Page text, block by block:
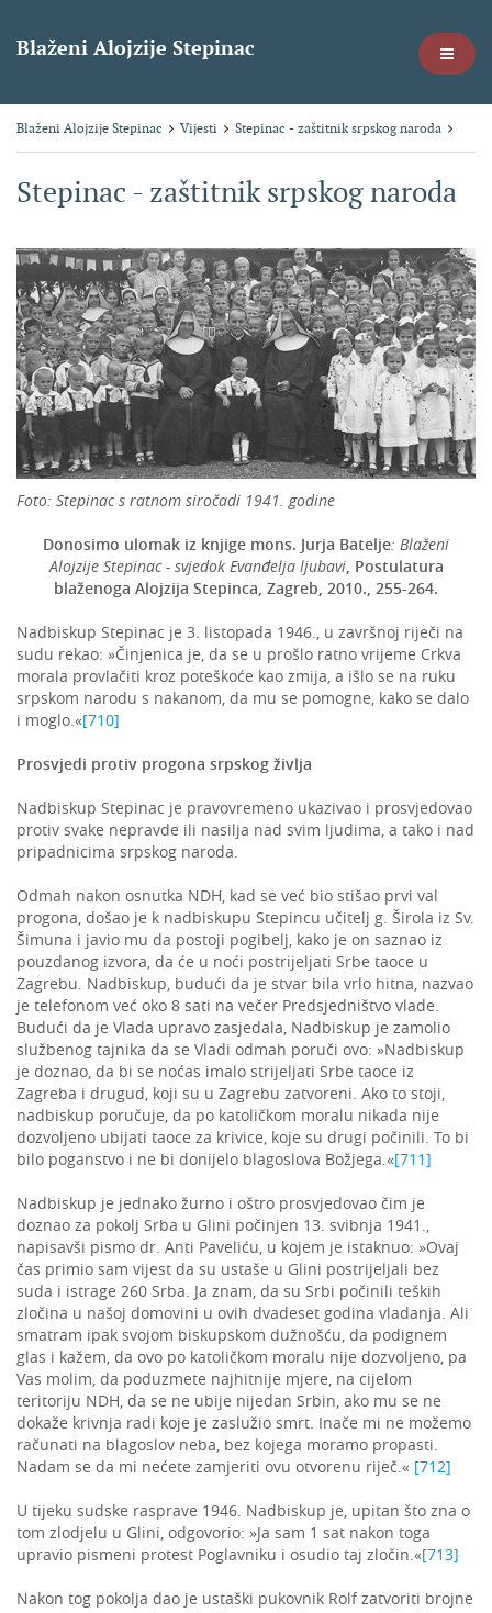
Blaženi Alojzije Stepinac
Blaženi Alojzije Stepinac Vijesti Stepinac - zaštitnik srpskog naroda
Stepinac - zaštitnik srpskog naroda
Foto: Stepinac s ratnom siročadi 1941. godine
Donosimo ulomak iz knjige mons. Jurja Batelje: Blaženi
Alojzije Stepinac - svjedok Evanđelja ljubavi, Postulatura
blaženoga Alojzija Stepinca, Zagreb, 2010., 255-264.
Nadbiskup Stepinac je 3. listopada 1946., u završnoj riječi na
sudu rekao: »Činjenica je, da se u prošlo ratno vrijeme Crkva
morala provlačiti kroz poteškoće kao zmija, a išlo se na ruku
srpskom narodu s nakanom, da mu se pomogne, kako se dalo
i moglo.«[710]
Prosvjedi protiv progona srpskog življa
Nadbiskup Stepinac je pravovremeno ukazivao i prosvjedovao
protiv svake nepravde ili nasilja nad svim ljudima, a tako i nad
pripadnicima srpskog naroda.
Odmah nakon osnutka NDH, kad se već bio stišao prvi val
progona, došao je k nadbiskupu Stepincu učitelj g. Širola iz Sv.
Šimuna i javio mu da postoji pogibelj, kako je on saznao iz
pouzdanog izvora, da će u noći postrijeljati Srbe taoce u
Zagrebu. Nadbiskup, budući da je stvar bila vrlo hitna, nazvao
je telefonom već oko 8 sati na večer Predsjedništvo vlade.
Budući da je Vlada upravo zasjedala, Nadbiskup je zamolio
službenog tajnika da se Vladi odmah poruči ovo: »Nadbiskup
je doznao, da bi se noćas imalo strijeljati Srbe taoce iz
Zagreba i drugud, koji su u Zagrebu zatvoreni. Ako to stoji,
nadbiskup poručuje, da po katoličkom moralu nikada nije
dozvoljeno ubijati taoce za krivice, koje su drugi počinili. To bi
bilo poganstvo i ne bi donijelo blagoslova Božjega.«[711]
Nadbiskup je jednako žurno i oštro prosvjedovao čim je
doznao za pokolj Srba u Glini počinjen 13. svibnja 1941.,
napisavši pismo dr. Anti Paveliću, u kojem je istaknuo: »Ovaj
čas primio sam vijest da su ustaše u Glini postrijeljali bez
suda i istrage 260 Srba. Ja znam, da su Srbi počinili teških
zločina u našoj domovini u ovih dvadeset godina vladanja. Ali
smatram ipak svojom biskupskom dužnošću, da podignem
glas i kažem, da ovo po katoličkom moralu nije dozvoljeno, pa
Vas molim, da poduzmete najhitnije mjere, na cijelom
teritoriju NDH, da se ne ubije nijedan Srbin, ako mu se ne
dokaže krivnja radi koje je zaslužio smrt. Inače mi ne možemo
računati na blagoslov neba, bez kojega moramo propasti.
Nadam se da mi nećete zamjeriti ovu otvorenu riječ.« [712]
U tijeku sudske rasprave 1946. Nadbiskup je, upitan što zna o
tom zlodjelu u Glini, odgovorio: »Ja sam 1 sat nakon toga
upravio pismeni protest Poglavniku i osudio taj zločin.«[713]
Nakon tog pokolja dao je ustaški pukovnik Rolf zatvoriti brojne